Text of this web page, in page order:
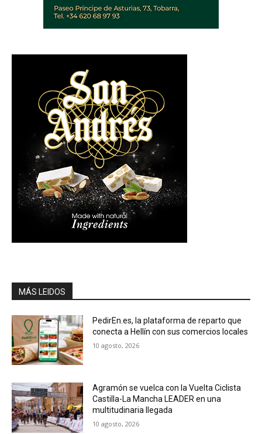
MÁS LEIDOS
PedirEn.es, la plataforma de reparto que
conecta a Hellín con sus comercios locales
10 agosto, 2026
Agramón se vuelca con la Vuelta Ciclista
Castilla-La Mancha LEADER en una
multitudinaria llegada
10 agosto, 2026